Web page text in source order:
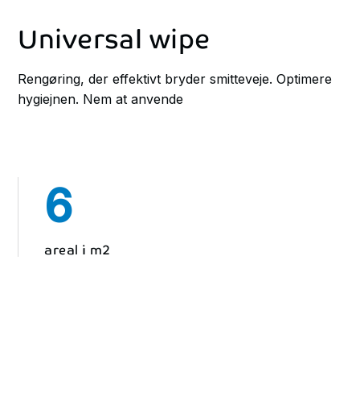
Universal wipe
Rengøring, der effektivt bryder smitteveje. Optimere
hygiejnen. Nem at anvende
6
areal i m2